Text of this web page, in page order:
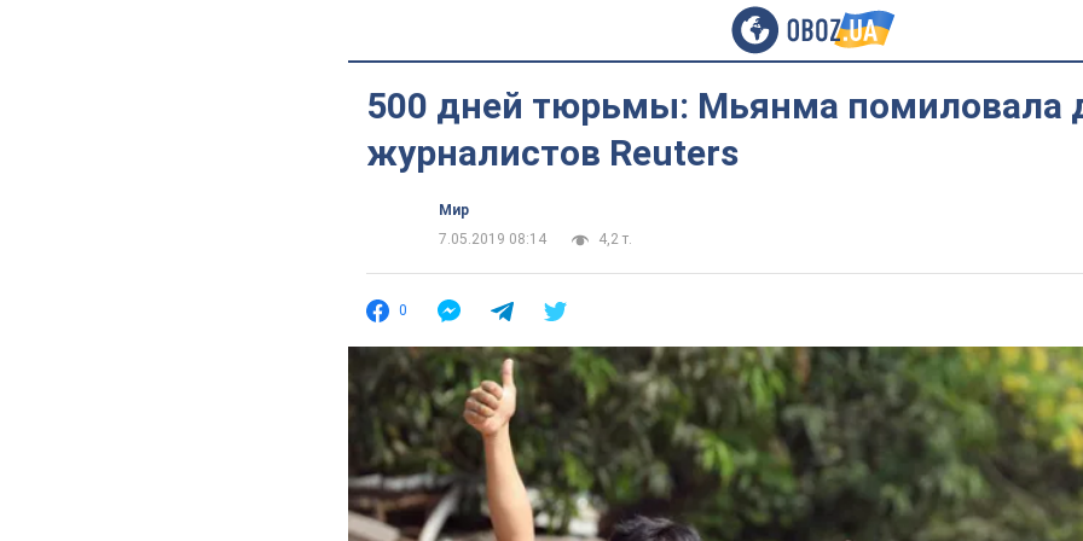
500 дней тюрьмы: Мьянма помиловала
журналистов Reuters
Мир
7.05.2019 08:14
4,2 т.
0